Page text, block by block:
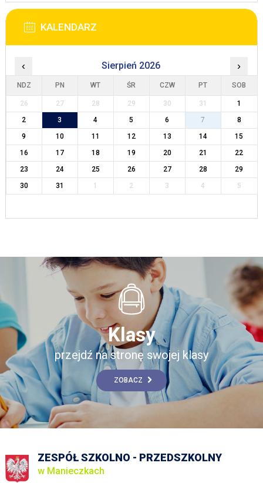
KALENDARZ
‹ Sierpień 2026 ›
NDZ PN WT ŚR CZW PT SOB
26 27 28 29 30 31
1
2
3 4 5 6 7
8
9
10 11 12 13 14
15
16
17 18 19 20 21
22
23
24 25 26 27 28
29
30
31 1 2 3 4 5
Klasy
przejdź na stronę swojej klasy
ZOBACZ
ZESPÓŁ SZKOLNO - PRZEDSZKOLNY
w Manieczkach